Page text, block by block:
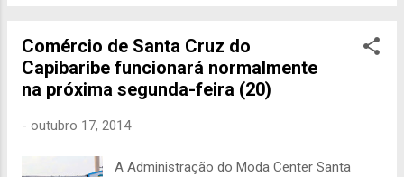
do comércio em Pernambuco no Dia do C...
a fim de atender á todos. O Parque das
Feiras, lembra que estará funcionando a
partir da 0 hora de segunda-feira, ou seja
feira. Parque das Feiras de Toritama – A
Comércio de Santa Cruz do
Capibaribe funcionará normalmente
na próxima segunda-feira (20)
- outubro 17, 2014
A Administração do Moda Center Santa